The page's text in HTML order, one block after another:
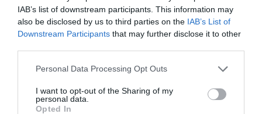
IAB’s list of downstream participants. This information may
also be disclosed by us to third parties on the IAB’s List of
Downstream Participants that may further disclose it to other
Personal Data Processing Opt Outs
I want to opt-out of the Sharing of my
personal data.
Opted In
Riegos moderados, al tratarse de una planta suculenta,
acumula agua en sus hojas, una vez a la semana en
primavera y verano suele ser suficiente, disminuir los
temperaturas. Es una planta muy resistente que puede
tolerar periodos de sequía. Retiraremos las hojas secas